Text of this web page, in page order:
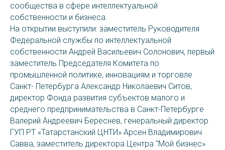
сообщества в сфере интеллектуальной
собственности и бизнеса.
На открытии выступили: заместитель Руководителя
Федеральной службы по интеллектуальной
собственности Андрей Васильевич Солонович, первый
заместитель Председателя Комитета по
промышленной политике, инновациям и торговле
Санкт- Петербурга Александр Николаевич Ситов,
директор Фонда развития субъектов малого и
среднего предпринимательства в Санкт-Петербурге
Валерий Андреевич Береснев, генеральный директор
ГУП РТ «Татарстанский ЦНТИ» Арсен Владимирович
Савва, заместитель директора Центра "Мой бизнес»